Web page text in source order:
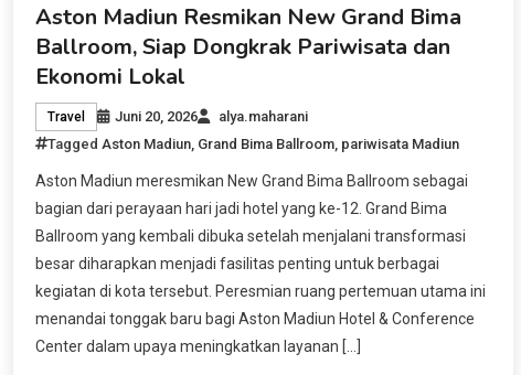
Aston Madiun Resmikan New Grand Bima
Ballroom, Siap Dongkrak Pariwisata dan
Ekonomi Lokal
Travel Juni 20, 2026
alya.maharani
Tagged Aston Madiun Grand Bima Ballroom pariwisata Madiun
Aston Madiun meresmikan New Grand Bima Ballroom sebagai
bagian dari perayaan hari jadi hotel yang ke-12. Grand Bima
Ballroom yang kembali dibuka setelah menjalani transformasi
besar diharapkan menjadi fasilitas penting untuk berbagai
kegiatan di kota tersebut. Peresmian ruang pertemuan utama ini
menandai tonggak baru bagi Aston Madiun Hotel & Conference
Center dalam upaya meningkatkan layanan […]